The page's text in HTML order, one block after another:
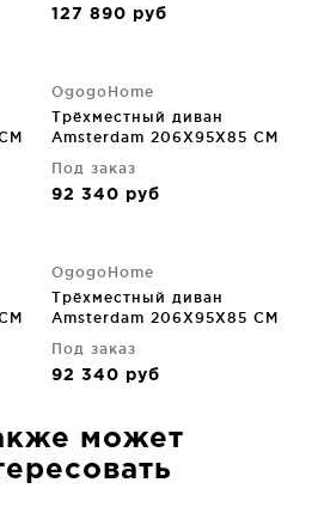
127 890 руб
OgogoHome
Трёхместный диван
Amsterdam 206X95X85 CM
Под заказ
92 340 руб
OgogoHome
Трёхместный диван
Amsterdam 206X95X85 CM
Под заказ
92 340 руб
может